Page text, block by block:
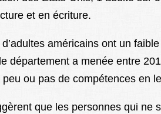
et en écriture.
américains ont un
département a menée entre
ou pas de compétences en
que les personnes qui ne